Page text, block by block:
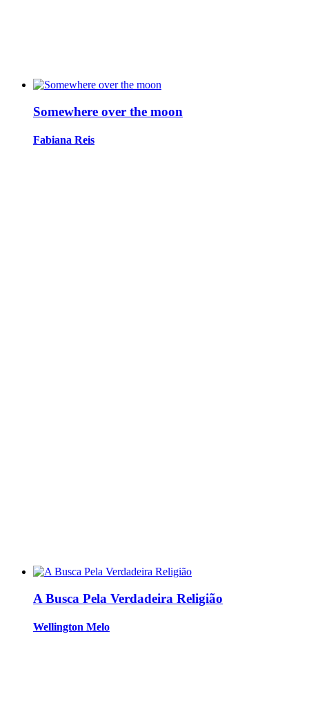
Somewhere over the moon
Fabiana Reis
A Busca Pela Verdadeira Religião
Wellington Melo